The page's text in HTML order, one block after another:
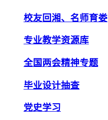
校友回湘、名师育娄
专业教学资源库
全国两会精神专题
毕业设计抽查
党史学习